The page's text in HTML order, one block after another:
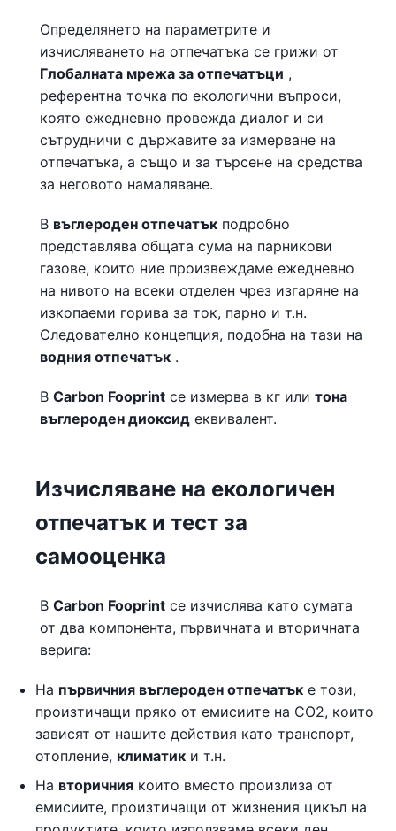
Определянето на параметрите и
изчисляването на отпечатъка се грижи от
Глобалната мрежа за отпечатъци ,
референтна точка по екологични въпроси,
която ежедневно провежда диалог и си
сътрудничи с държавите за измерване на
отпечатъка, а също и за търсене на средства
за неговото намаляване.
В въглероден отпечатък подробно
представлява общата сума на парникови
газове, които ние произвеждаме ежедневно
на нивото на всеки отделен чрез изгаряне на
изкопаеми горива за ток, парно и т.н.
Следователно концепция, подобна на тази на
водния отпечатък .
В Carbon Fooprint се измерва в кг или тона
въглероден диоксид еквивалент.
Изчисляване на екологичен
отпечатък и тест за
самооценка
В Carbon Fooprint се изчислява като сумата
от два компонента, първичната и вторичната
верига:
На първичния въглероден отпечатък е този,
произтичащи пряко от емисиите на CO2, които
зависят от нашите действия като транспорт,
отопление, климатик и т.н.
На вторичния които вместо произлиза от
емисиите, произтичащи от жизнения цикъл на